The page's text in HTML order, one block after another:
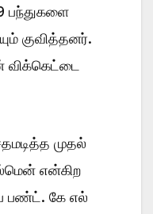
பந்துகளை
குவித்தனர்.
முதல்
என்கிற
பண்ட். கே எல்